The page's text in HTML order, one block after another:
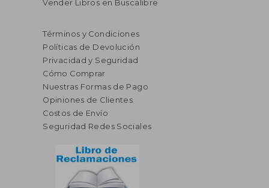
Vender Libros en Buscalibre
Términos y Condiciones
Políticas de Devolución
Privacidad y Seguridad
Cómo Comprar
Nuestras Formas de Pago
Opiniones de Clientes
Costos de Envío
Seguridad Redes Sociales